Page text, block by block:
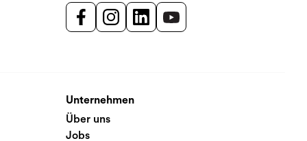
Unternehmen
Über uns
Jobs